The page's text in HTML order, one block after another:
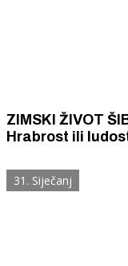
ZIMSKI ŽIVOT
Hrabrost ili
31. Siječanj